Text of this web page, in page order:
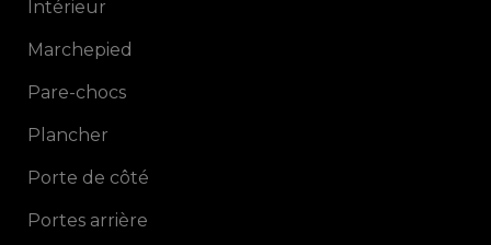
Intérieur
Marchepied
Pare-chocs
Plancher
Porte de côté
Portes arrière